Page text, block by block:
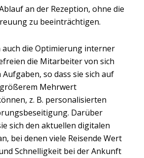
an der Rezeption, ohne die
zu beeinträchtigen.
auch die Optimierung interner
die Mitarbeiter von sich
so dass sie sich auf
Mehrwert
z. B. personalisierten
Darüber
sich den aktuellen digitalen
bei denen viele Reisende Wert
Schnelligkeit bei der Ankunft